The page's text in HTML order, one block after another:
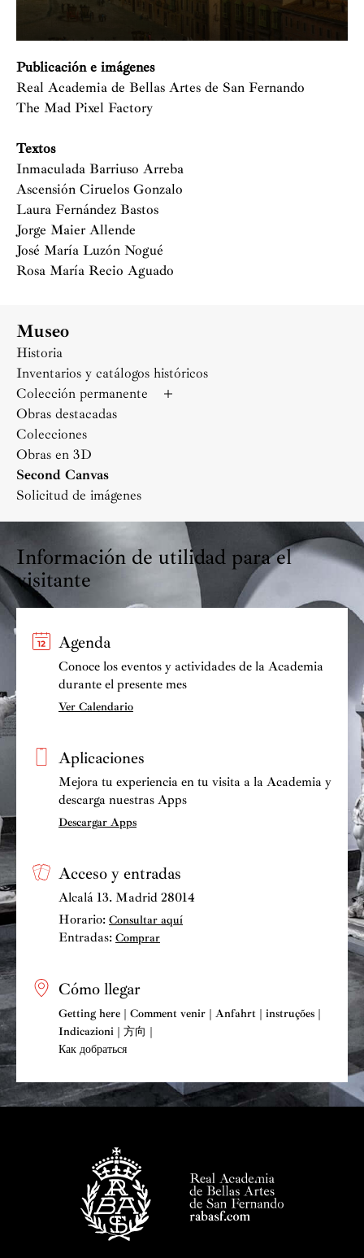
Museo
Historia
Inventarios y catálogos históricos
Colección permanente
Obras destacadas
Colecciones
Obras en 3D
Second Canvas
Solicitud de imágenes
Publicación e imágenes
Real Academia de Bellas Artes de San Fernando
The Mad Pixel Factory
Textos
Inmaculada Barriuso Arreba
Ascensión Ciruelos Gonzalo
Laura Fernández Bastos
Jorge Maier Allende
José María Luzón Nogué
Rosa María Recio Aguado
Información de utilidad para el
visitante
Agenda
Conoce los eventos y actividades de la Academia
durante el presente mes
Ver Calendario
Aplicaciones
Mejora tu experiencia en tu visita a la Academia y
descarga nuestras Apps
Descargar Apps
Acceso y entradas
Alcalá 13. Madrid 28014
Horario: Consultar aquí
Entradas: Comprar
Cómo llegar
Getting here | Comment venir | Anfahrt | instruções |
Indicazioni | 方向 |
Как добраться